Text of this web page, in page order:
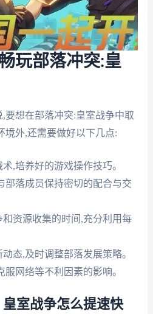
玩部落冲突:皇
要想在部落冲突:皇室战争中取
境外,还需要做好以下几点:
,培养好的游戏操作技巧。
部落成员保持密切的配合与交
资源收集的时间,充分利用每
态,及时调整部落发展策略。
服网络等不利因素的影响。
室战争怎么提速快